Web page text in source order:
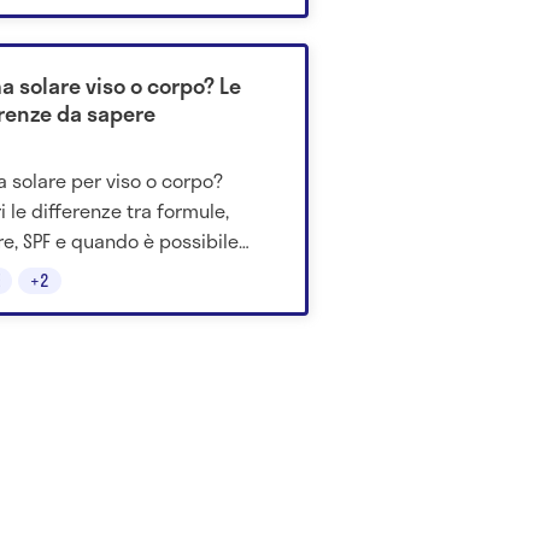
+2
solare viso o corpo? Le
da sapere
solare per viso o corpo?
le differenze tra formule,
SPF e quando è possibile
lo stesso prodotto su